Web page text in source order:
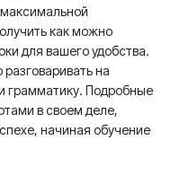
как можно
для вашего удобства.
на
грамматику. Подробные
в своем деле,
начиная обучение